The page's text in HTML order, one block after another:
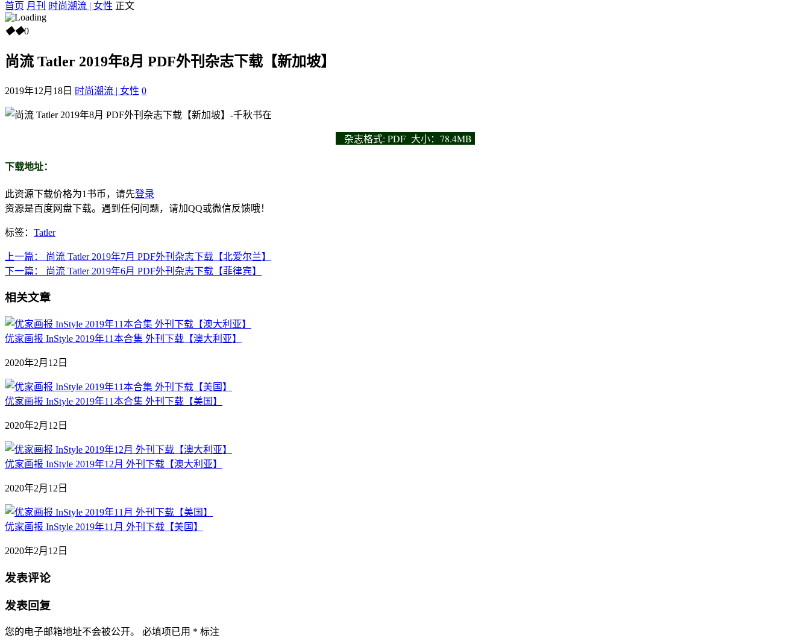
首页 月刊 时尚潮流 | 女性 正文
◆◆0
尚流 Tatler 2019年8月 PDF外刊杂志下载【新加坡】
2019年12月18日 时尚潮流 | 女性 0
杂志格式: PDF 大小：78.4MB
下载地址：
此资源下载价格为1 书币，请先登录
资源是百度网盘下载。遇到任何问题，请加QQ或微信反馈哦！
标签： Tatler
上一篇：
尚流 Tatler 2019年7月 PDF外刊杂志下载【北爱尔兰】
下一篇：
尚流 Tatler 2019年6月 PDF外刊杂志下载【菲律宾】
相关文章
优家画报 InStyle 2019年11本合集 外刊下载【澳大利亚】
2020年2月12日
优家画报 InStyle 2019年11本合集 外刊下载【美国】
2020年2月12日
优家画报 InStyle 2019年12月 外刊下载【澳大利亚】
2020年2月12日
优家画报 InStyle 2019年11月 外刊下载【美国】
2020年2月12日
发表评论
发表回复
您的电子邮箱地址不会被公开。 必填项已用 * 标注